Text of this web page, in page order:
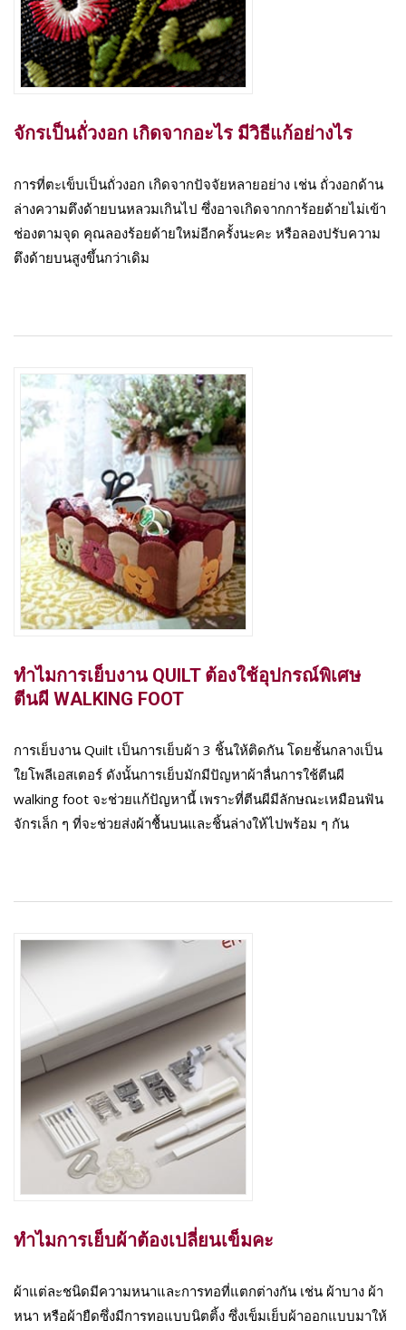
จักรเป็นถั่วงอก เกิดจากอะไร มีวิธีแก้อย่างไร
การที่ตะเข็บเป็นถั่วงอก เกิดจากปัจจัยหลายอย่าง เช่น ถั่วงอกด้าน
ล่างความตึงด้ายบนหลวมเกินไป ซึ่งอาจเกิดจากการ้อยด้ายไม่เข้า
ช่องตามจุด คุณลองร้อยด้ายใหม่อีกครั้งนะคะ หรือลองปรับความ
ตึงด้ายบนสูงขึ้นกว่าเดิม
ทำไมการเย็บงาน QUILT ต้องใช้อุปกรณ์พิเศษ
ตีนผี WALKING FOOT
การเย็บงาน Quilt เป็นการเย็บผ้า 3 ชิ้นให้ติดกัน โดยชั้นกลางเป็น
ใยโพลีเอสเตอร์ ดังนั้นการเย็บมักมีปัญหาผ้าลื่นการใช้ตีนผี
walking foot จะช่วยแก้ปัญหานี้ เพราะที่ตีนผีมีลักษณะเหมือนฟัน
จักรเล็ก ๆ ที่จะช่วยส่งผ้าชื้นบนและชิ้นล่างให้ไปพร้อม ๆ กัน
ทำไมการเย็บผ้าต้องเปลี่ยนเข็มคะ
ผ้าแต่ละชนิดมีความหนาและการทอที่แตกต่างกัน เช่น ผ้าบาง ผ้า
หนา หรือผ้ายืดซึ่งมีการทอแบบนิตติ้ง ซึ่งเข็มเย็บผ้าออกแบบมาให้